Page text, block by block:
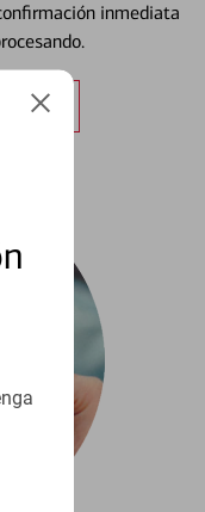
inmediata